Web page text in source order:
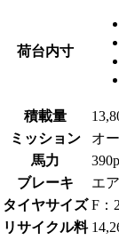
荷台内寸
積載量
ミッション
オ
馬力
ブレーキ
エ
タイヤサイズ F：
リサイクル料